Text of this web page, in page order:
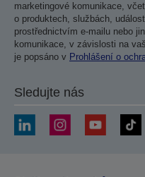
marketingové komunikace,
o produktech, službách,
prostřednictvím e-mailu nebo
komunikace, v závislosti na
je popsáno v Prohlášení o
Sledujte nás